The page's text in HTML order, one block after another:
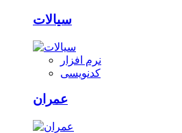
سیالات
نرم افزار
کدنویسی
عمران